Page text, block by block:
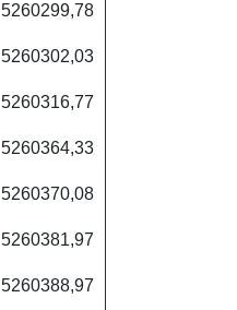
5260299,78
5260302,03
5260316,77
5260364,33
5260370,08
5260381,97
5260388,97